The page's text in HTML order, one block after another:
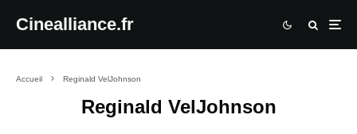
Cinealliance.fr
Accueil Reginald VelJohnson
Reginald VelJohnson